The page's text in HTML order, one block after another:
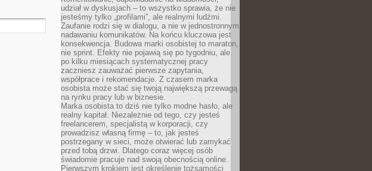
udział w dyskusjach – to wszystko sprawia, że nie
jesteśmy tylko „profilami”, ale realnymi ludźmi.
Zaufanie rodzi się w dialogu, a nie w jednostronnym
nadawaniu komunikatów. Na końcu kluczowa jest
konsekwencja. Budowa marki osobistej to maraton,
nie sprint. Efekty nie pojawią się po tygodniu, ale
po kilku miesiącach systematycznej pracy
zaczniesz zauważać pierwsze zapytania,
współprace i rekomendacje. Z czasem marka
osobista może stać się twoją największą przewagą
na rynku pracy lub w biznesie.
Marka osobista to dziś nie tylko modne hasło, ale
realny kapitał. Niezależnie od tego, czy jesteś
freelancerem, specjalistą w korporacji, czy
prowadzisz własną firmę – to, jak jesteś
postrzegany w sieci, może otwierać lub zamykać
przed tobą drzwi. Dlatego coraz więcej osób
świadomie pracuje nad swoją obecnością online.
Pierwszym krokiem jest określenie tożsamości